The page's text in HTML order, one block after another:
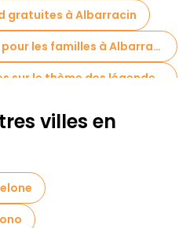
gratuites à Albarracin
Visites à pied gratuites pour les familles à Albarracin
villes en